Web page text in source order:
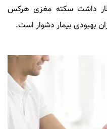
داشت سکته مغزی هرکس
بهبودی بیمار دشوار است.